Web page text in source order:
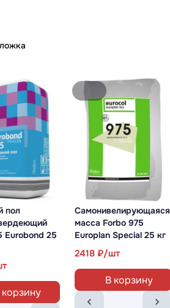
пол
Eurobond 25
корзину
Самонивелирующаяся
масса Forbo 975
Europlan Special 25 кг
2418
В корзину